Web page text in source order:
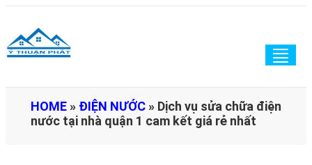
HOME » ĐIỆN NƯỚC » Dịch vụ sửa chữa điện
nước tại nhà quận 1 cam kết giá rẻ nhất